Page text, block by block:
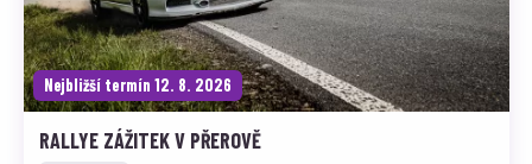
Nejbližší termín 12. 8. 2026
RALLYE ZÁŽITEK V PŘEROVĚ